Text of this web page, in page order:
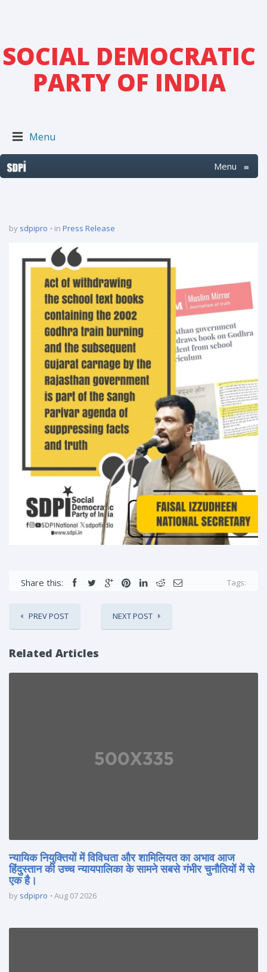
SOCIAL DEMOCRATIC
PARTY OF INDIA
Menu
Menu ≡
by sdpipro in Press Release
Share this: Tags:
PREV POST NEXT POST
Related Articles
न्यायिक नियुक्तियों में विविधता और शामिलियत का अभाव आज
हिंदुस्तान की उच्च न्यायपालिका के सामने सबसे गंभीर चुनौतियों में से
एक है।
by sdpipro Aug 07 2026